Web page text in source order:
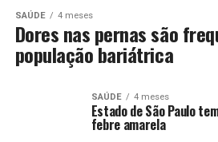
SAÚDE 4 meses
Dores nas pernas são
população bariátrica
SAÚDE 4 meses
Estado de São Paulo
febre amarela